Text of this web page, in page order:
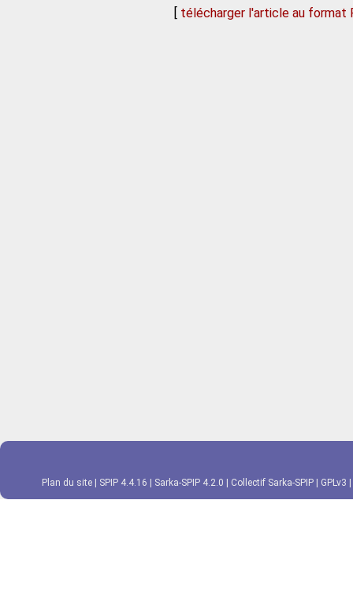
[ télécharger l'article au format
Plan du site SPIP 4.4.16 Sarka-SPIP 4.2.0 Collectif Sarka-SPIP GPLv3